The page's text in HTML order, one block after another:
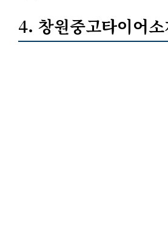
4. 창원중고타이어소